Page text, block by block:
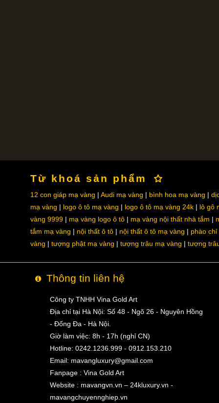
Từ khoá sản phẩm
12 con giáp mạ vàng Audi mạ vàng bình hoa mạ vàng
mạ vàng
logo ô tô mạ vàng logo ô tô mạ vàng 24k
lô gô
vàng 9999
mạ vàng logo ô tô mạ vàng nội thất nhà tắm
tắm mạ vàng
nội thất ô tô nội thất ô tô mạ vàng
phào chỉ
vàng
tượng phật mạ vàng tượng trâu mạ vàng tượng
Thông tin liên hệ
Công ty TNHH Vina Gold Art
Địa chỉ tại Hà Nội: Số 48 - Ngõ 26 - Nguyên Hồng
- Đống Đa - Hà Nội.
Giờ làm việc: 8h - 17h (nghỉ CN)
Hotline: 0242.1236.999 - 0912.153.210
Email: mavangluxury@gmail.com
Fanpage : Vina Gold Art
Website : mavangvn.vn – 24kluxury.vn -
mavangchuyennghiep.vn